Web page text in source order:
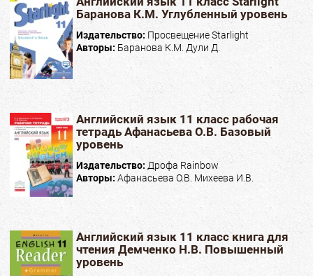
Баранова К.М. Углубленный уровень
Издательство: Просвещение Starlight
Авторы: Баранова К.М. Дули Д.
Английский язык 11 класс рабочая
тетрадь Афанасьева О.В. Базовый
уровень
Издательство: Дрофа Rainbow
Авторы: Афанасьева О.В. Михеева И.В.
Английский язык 11 класс книга для
чтения Демченко Н.В. Повышенный
уровень